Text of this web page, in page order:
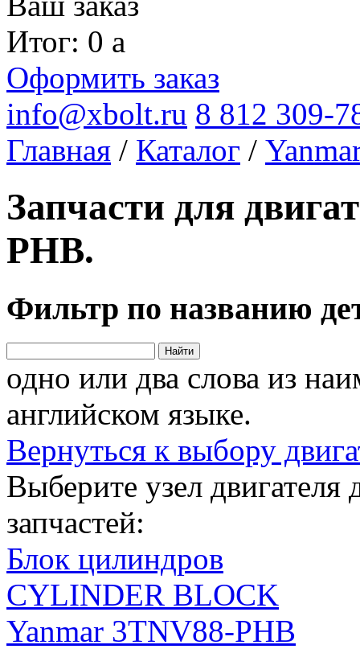
Итог: 0 a
Оформить заказ
info@xbolt.ru 8 812 309-
Главная / Каталог /
Запчасти для
PHB.
Фильтр по названию
Найти
одно или два слова из
английском языке.
Вернуться к выбору
Выберите узел
запчастей:
Блок цилиндров
CYLINDER BLOCK
Yanmar 3TNV88-PHB